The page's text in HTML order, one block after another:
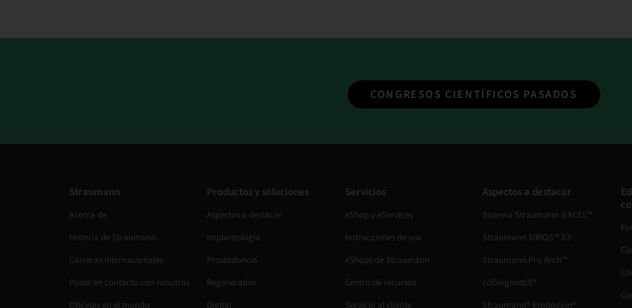
CONGRESOS CIENTÍFICOS PASADOS
Straumann
Acerca de
Historia de Straumann
Carreras internacionales
Ponte en contacto con nosotros
Oficinas en el mundo
Productos y soluciones
Aspectos a destacar
Implantología
Prostodoncia
Regenerativo
Digital
Servicios
eShop y eServices
Instrucciones de uso
eShops de Straumann
Centro de recursos
Servicio al cliente
Aspectos a destacar
Sistema Straumann iEXCEL™
Straumann SIRIOS™ X3
Straumann Pro Arch™
coDiagnostiX®
Straumann® Emdogain®